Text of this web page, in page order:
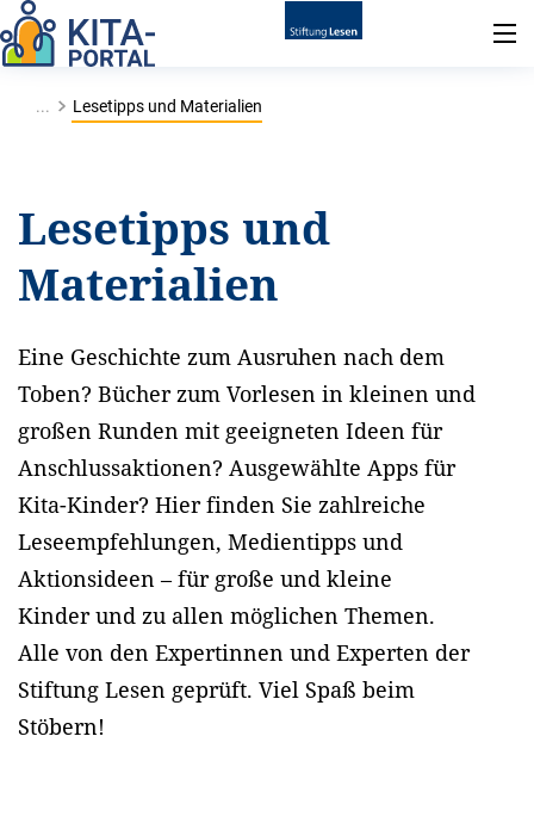
... Lesetipps und Materialien
Lesetipps und
Materialien
Eine Geschichte zum Ausruhen nach dem
Toben? Bücher zum Vorlesen in kleinen und
großen Runden mit geeigneten Ideen für
Anschlussaktionen? Ausgewählte Apps für
Kita-Kinder? Hier finden Sie zahlreiche
Leseempfehlungen, Medientipps und
Aktionsideen – für große und kleine
Kinder und zu allen möglichen Themen.
Alle von den Expertinnen und Experten der
Stiftung Lesen geprüft. Viel Spaß beim
Stöbern!